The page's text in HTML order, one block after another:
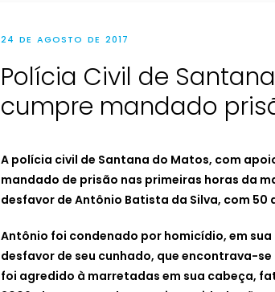
24 DE AGOSTO DE 2017
Polícia Civil de
cumpre mandado
A polícia civil de Santana do Matos, com
mandado de prisão nas primeiras horas da
desfavor de Antônio Batista da Silva, com 50
Antônio foi condenado por homicídio, em
desfavor de seu cunhado, que encontrava-
foi agredido à marretadas em sua cabeça,